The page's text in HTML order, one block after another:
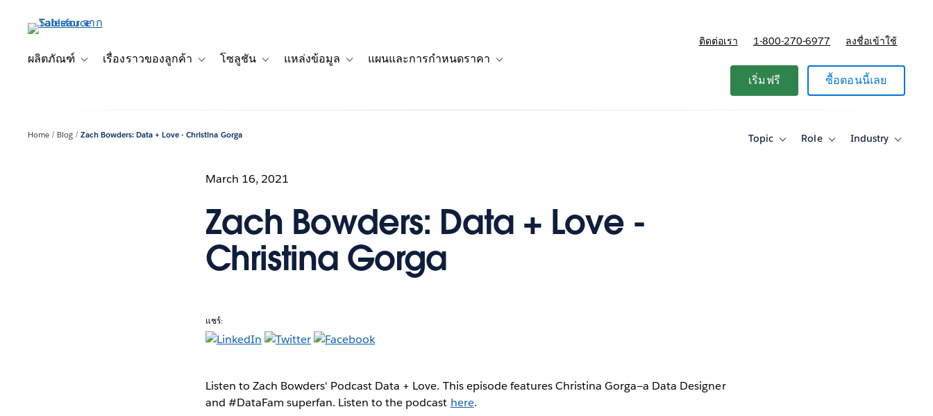
เนื้อหาผลิตภัณฑ์
Toggle sub-navigation for ผลิตภัณฑ์
เรื่องราวของลูกค้า
Toggle sub-navigation for เรื่องราวของลูกค้า
โซลูชัน
Toggle sub-navigation for โซลูชัน
แหล่งข้อมูล แผนและการกำหนดราคา
ติดต่อเรา 1-800-270-6977 ลงชื่อเข้าใช้
เริ่มฟรี ซื้อตอนนี้เลย
Home Blog Zach Bowders: Data + Love - Christina Gorga Topic
ToggleRole
ToggleIndustry
Toggle
March 16, 2021
Zach Bowders: Data + Love -
Christina Gorga
แชร์:
Listen to Zach Bowders' Podcast Data + Love. This episode features Christina Gorga—a Data Designer
and #DataFam superfan. Listen to the podcast here.